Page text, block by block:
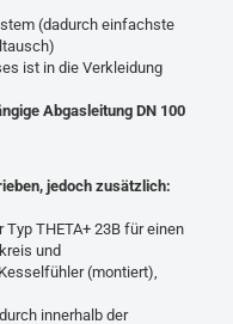
(dadurch einfachste
ist in die Verkleidung
Abgasleitung DN 100
jedoch zusätzlich:
THETA+ 23B für einen
und
(montiert),
innerhalb der